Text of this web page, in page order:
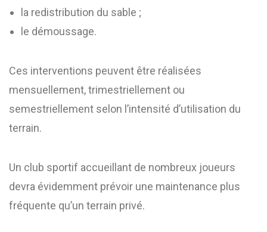
la redistribution du sable ;
le démoussage.
Ces interventions peuvent être réalisées
mensuellement, trimestriellement ou
semestriellement selon l’intensité d’utilisation du
terrain.
Un club sportif accueillant de nombreux joueurs
devra évidemment prévoir une maintenance plus
fréquente qu’un terrain privé.